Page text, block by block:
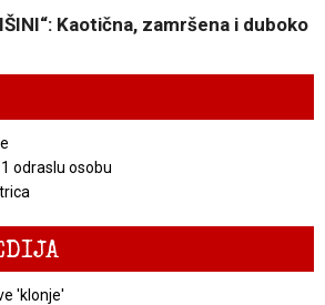
Kaotična, zamršena i duboko
odraslu osobu
'klonje'